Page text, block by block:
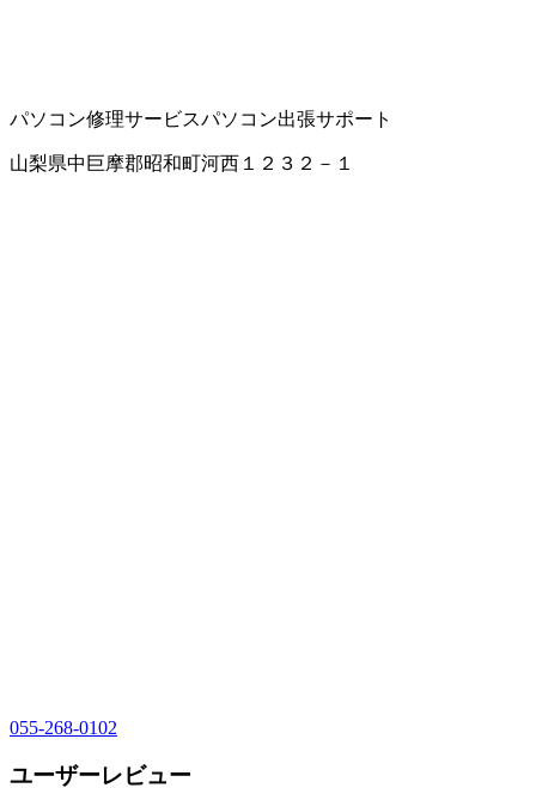
パソコン修理サービスパソコン出張サポート
山梨県中巨摩郡昭和町河西１２３２－１
055-268-0102
ユーザーレビュー